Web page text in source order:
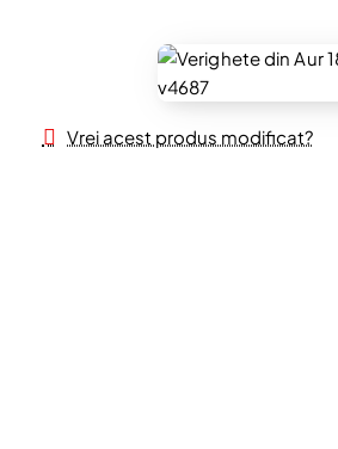
Vrei acest produs modificat?